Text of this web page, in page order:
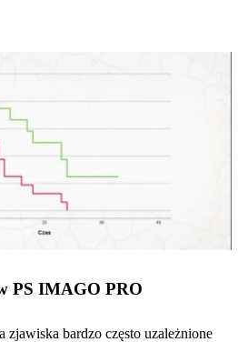
PS IMAGO PRO
zjawiska bardzo często uzależnione